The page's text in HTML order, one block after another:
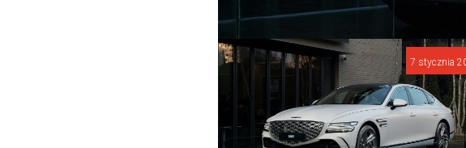
7 stycznia